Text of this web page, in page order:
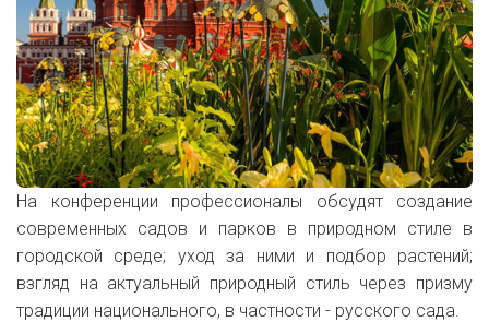
На конференции профессионалы обсудят создание
современных садов и парков в природном стиле в
городской среде; уход за ними и подбор растений;
взгляд на актуальный природный стиль через призму
традиции национального, в частности - русского сада.